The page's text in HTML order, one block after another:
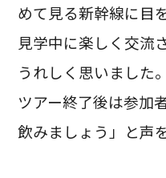
めて見る新幹線に目
見学中に楽しく交流
うれしく思いました。
ツアー終了後は参加
飲みましょう」と声